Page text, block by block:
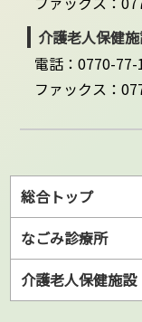
介護老人保健施
電話：0770-77-
ファックス：
総合トップ
なごみ診療所
介護老人保健施設